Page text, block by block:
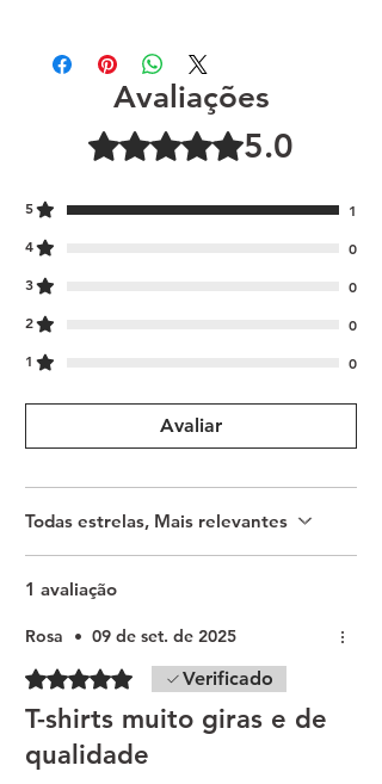
Avaliações
Rated 5 out of 5 stars.5.0
5
1
4
0
3
0
2
0
1
0
Avaliar
Todas estrelas, Mais relevantes
1 avaliação
Rosa • 09 de set. de 2025
Rated 5 out of 5 stars.Verificado
T-shirts muito giras e de
qualidade